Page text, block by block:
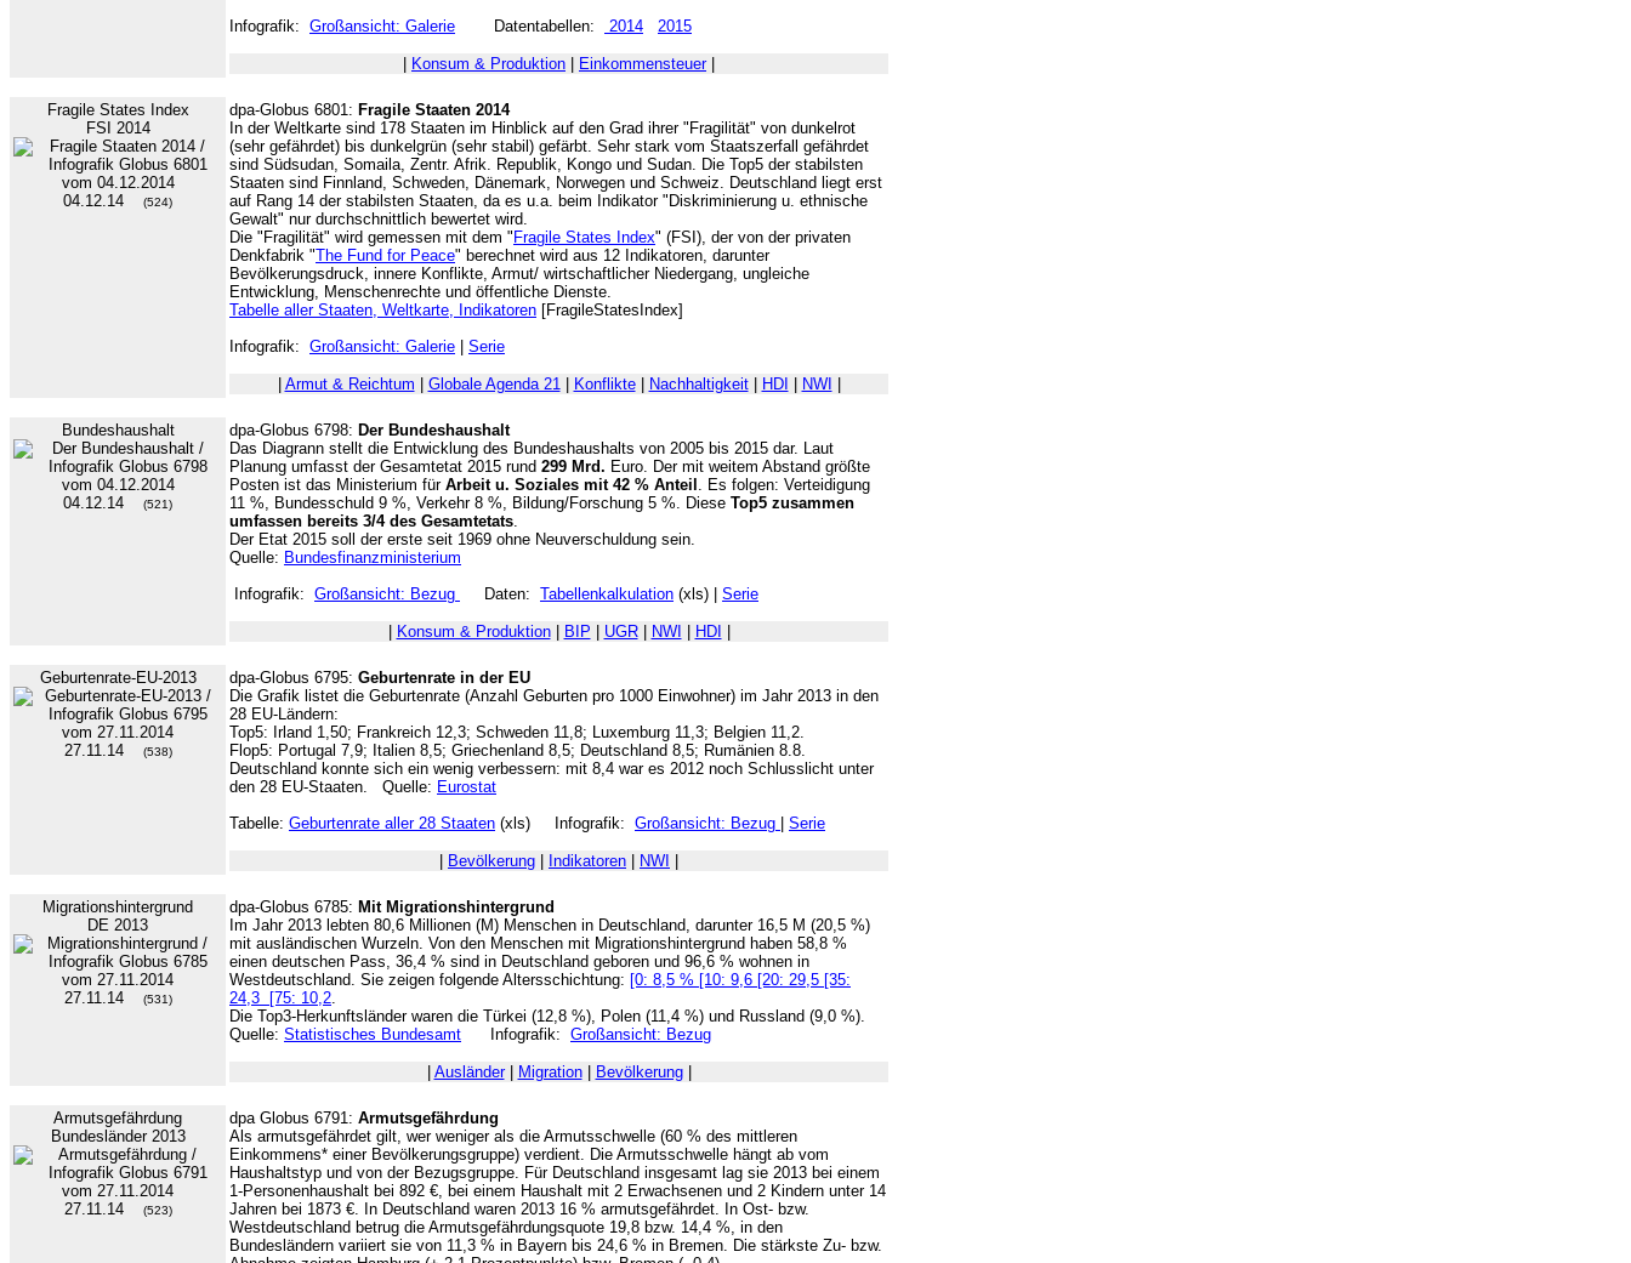
Infografik: Großansicht: Galerie Datentabellen: 2014 2015
Konsum & Produktion Einkommensteuer|
Fragile States Index
FSI 2014
04.12.14 (524)
dpa-Globus 6801: Fragile Staaten 2014
In der Weltkarte sind 178 Staaten im Hinblick auf den Grad ihrer "Fragilität" von dunkelrot
(sehr gefährdet) bis dunkelgrün (sehr stabil) gefärbt. Sehr stark vom Staatszerfall gefährdet
sind Südsudan, Somaila, Zentr. Afrik. Republik, Kongo und Sudan. Die Top5 der stabilsten
Staaten sind Finnland, Schweden, Dänemark, Norwegen und Schweiz. Deutschland liegt erst
auf Rang 14 der stabilsten Staaten, da es u.a. beim Indikator "Diskriminierung u. ethnische
Gewalt" nur durchschnittlich bewertet wird.
Die "Fragilität" wird gemessen mit dem " Fragile States Index" (FSI), der von der privaten
Denkfabrik "The Fund for Peace" berechnet wird aus 12 Indikatoren, darunter
Bevölkerungsdruck, innere Konflikte, Armut/ wirtschaftlicher Niedergang, ungleiche
Entwicklung, Menschenrechte und öffentliche Dienste.
Tabelle aller Staaten, Weltkarte, Indikatoren [FragileStatesIndex]
Infografik: Großansicht: Galerie Serie
Armut & Reichtum Globale Agenda 21| Konflikte| Nachhaltigkeit| HDI NWI
Bundeshaushalt
04.12.14 (521)
dpa-Globus 6798: Der Bundeshaushalt
Das Diagrann stellt die Entwicklung des Bundeshaushalts von 2005 bis 2015 dar. Laut
Planung umfasst der Gesamtetat 2015 rund 299 Mrd. Euro. Der mit weitem Abstand größte
Posten ist das Ministerium für Arbeit u. Soziales mit 42 % Anteil . Es folgen: Verteidigung
11 %, Bundesschuld 9 %, Verkehr 8 %, Bildung/Forschung 5 %. Diese Top5 zusammen
umfassen bereits 3/4 des Gesamtetats.
Der Etat 2015 soll der erste seit 1969 ohne Neuverschuldung sein.
Quelle: Bundesfinanzministerium
Infografik: Großansicht: Bezug Daten: Tabellenkalkulation (xls) | Serie
Konsum & Produktion| BIP UGR| NWI HDI
Geburtenrate-EU-2013
27.11.14 (538)
dpa-Globus 6795: Geburtenrate in der EU
Die Grafik listet die Geburtenrate (Anzahl Geburten pro 1000 Einwohner) im Jahr 2013 in den
28 EU-Ländern:
Top5: Irland 1,50; Frankreich 12,3; Schweden 11,8; Luxemburg 11,3; Belgien 11,2.
Flop5: Portugal 7,9; Italien 8,5; Griechenland 8,5; Deutschland 8,5; Rumänien 8.8.
Deutschland konnte sich ein wenig verbessern: mit 8,4 war es 2012 noch Schlusslicht unter
den 28 EU-Staaten. Quelle: Eurostat
Tabelle: Geburtenrate aller 28 Staaten (xls) Infografik: Großansicht: Bezug Serie
Bevölkerung Indikatoren NWI
Migrationshintergrund
DE 2013
27.11.14 (531)
dpa-Globus 6785: Mit Migrationshintergrund
Im Jahr 2013 lebten 80,6 Millionen (M) Menschen in Deutschland, darunter 16,5 M (20,5 %)
mit ausländischen Wurzeln. Von den Menschen mit Migrationshintergrund haben 58,8 %
einen deutschen Pass, 36,4 % sind in Deutschland geboren und 96,6 % wohnen in
Westdeutschland. Sie zeigen folgende Altersschichtung: [0: 8,5 % [10: 9,6 [20: 29,5 [35:
24,3 [75: 10,2.
Die Top3-Herkunftsländer waren die Türkei (12,8 %), Polen (11,4 %) und Russland (9,0 %).
Quelle: Statistisches Bundesamt Infografik: Großansicht: Bezug
Ausländer| Migration| Bevölkerung|
Armutsgefährdung
Bundesländer 2013
27.11.14 (523)
dpa Globus 6791: Armutsgefährdung
Als armutsgefährdet gilt, wer weniger als die Armutsschwelle (60 % des mittleren
Einkommens* einer Bevölkerungsgruppe) verdient. Die Armutsschwelle hängt ab vom
Haushaltstyp und von der Bezugsgruppe. Für Deutschland insgesamt lag sie 2013 bei einem
1-Personenhaushalt bei 892 €, bei einem Haushalt mit 2 Erwachsenen und 2 Kindern unter 14
Jahren bei 1873 €. In Deutschland waren 2013 16 % armutsgefährdet. In Ost- bzw.
Westdeutschland betrug die Armutsgefährdungsquote 19,8 bzw. 14,4 %, in den
Bundesländern variiert sie von 11,3 % in Bayern bis 24,6 % in Bremen. Die stärkste Zu- bzw.